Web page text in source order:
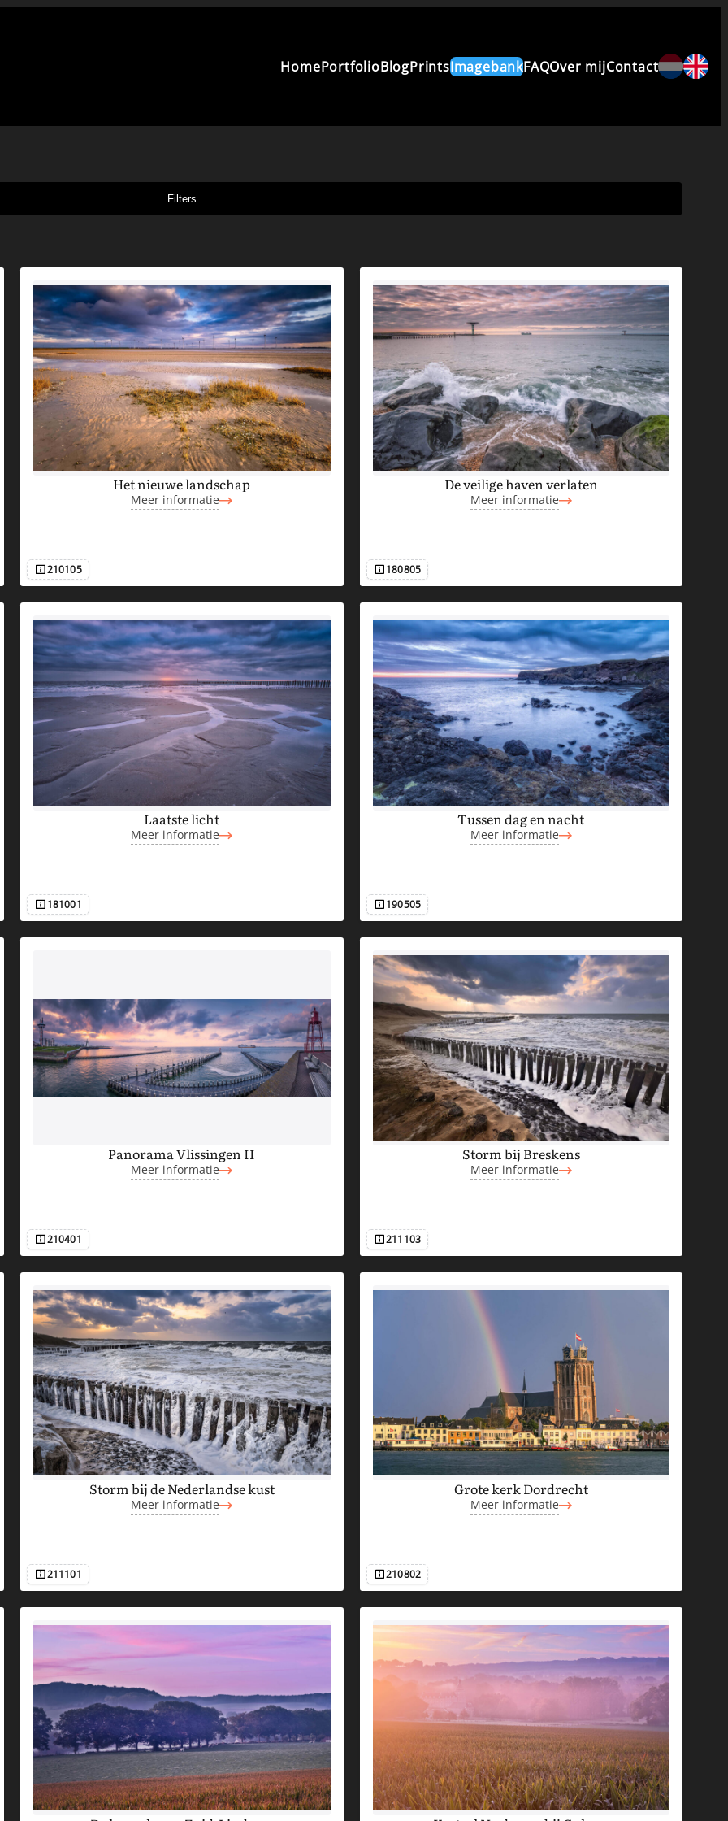
HomePortfolioBlogPrintsImagebankFAQOver mijContact
Filters
Het nieuwe landschap
Meer informatie
Afbeeldingsnummer
210105
De veilige haven verlaten
Meer informatie
Afbeeldingsnummer
180805
Laatste licht
Meer informatie
Afbeeldingsnummer
181001
Tussen dag en nacht
Meer informatie
Afbeeldingsnummer
190505
Panorama Vlissingen II
Meer informatie
Afbeeldingsnummer
210401
Storm bij Breskens
Meer informatie
Afbeeldingsnummer
211103
Storm bij de Nederlandse kust
Meer informatie
Afbeeldingsnummer
211101
Grote kerk Dordrecht
Meer informatie
Afbeeldingsnummer
210802